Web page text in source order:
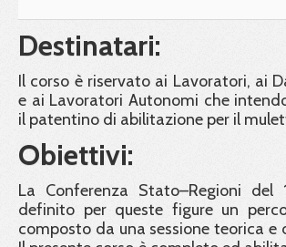
Destinatari:
Il corso è riservato ai Lavoratori, ai
e ai Lavoratori Autonomi che
il patentino di abilitazione per il
Obiettivi:
La Conferenza Stato–Regioni del
definito per queste figure un
composto da una sessione teorica e